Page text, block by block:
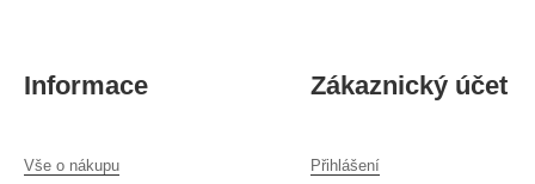
Informace
Vše o nákupu
Zákaznický účet
Přihlášení